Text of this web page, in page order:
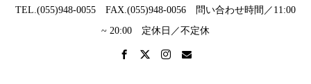
TEL.(055)948-0055 FAX.(055)948-0056 問い合わせ時間／11:00
~ 20:00 定休日／不定休